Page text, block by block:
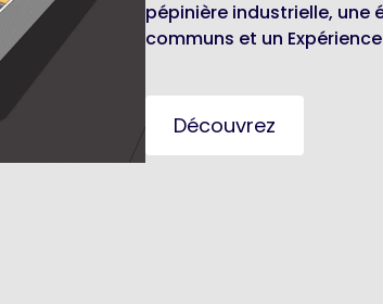
pépinière industrielle, une
communs et un
Découvrez